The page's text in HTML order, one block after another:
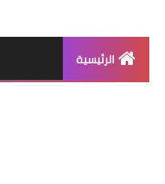
الرئيسية